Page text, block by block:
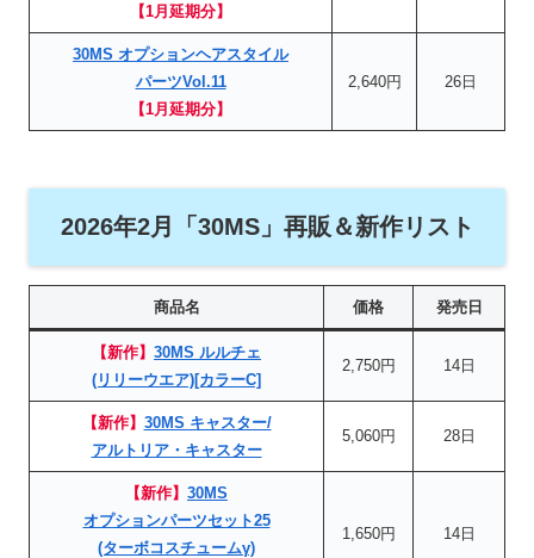
【1月延期分】
30MS オプションヘアスタイル
パーツVol.11
【1月延期分】
2,640円 26日
2026年2月「30MS」再販＆新作リスト
商品名 価格 発売日
【新作】 30MS ルルチェ
(リリーウエア)[カラーC]
2,750円 14日
【新作】 30MS キャスター/
アルトリア・キャスター
5,060円 28日
【新作】 30MS
オプションパーツセット25
(ターボコスチュームγ)
1,650円 14日